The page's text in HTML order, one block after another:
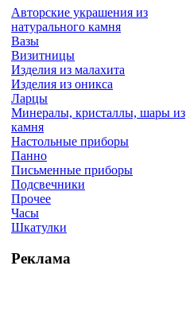
Авторские украшения из
натурального камня
Вазы
Визитницы
Изделия из малахита
Изделия из оникса
Ларцы
Минералы, кристаллы, шары из
камня
Настольные приборы
Панно
Письменные приборы
Подсвечники
Прочее
Часы
Шкатулки
Реклама